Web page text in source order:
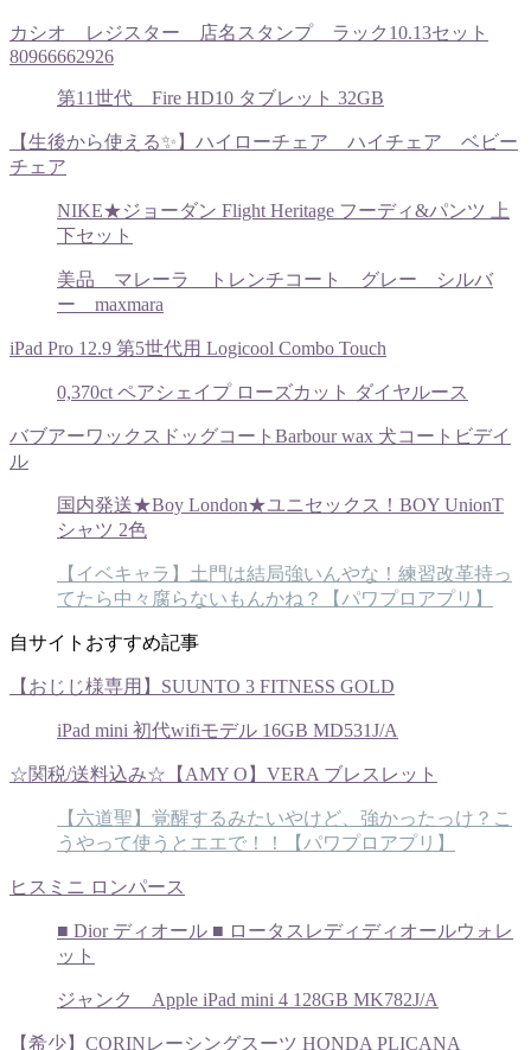
カシオ レジスター 店名スタンプ ラック10.13セット
80966662926
第11世代 Fire HD10 タブレット 32GB
【生後から使える✨】ハイローチェア ハイチェア ベビー
チェア
NIKE★ジョーダン Flight Heritage フーディ&パンツ 上
下セット
美品 マレーラ トレンチコート グレー シルバ
ー maxmara
iPad Pro 12.9 第5世代用 Logicool Combo Touch
0,370ct ペアシェイプ ローズカット ダイヤルース
バブアーワックスドッグコートBarbour wax 犬コートビデイ
ル
国内発送★Boy London★ユニセックス！BOY UnionT
シャツ 2色
【イベキャラ】土門は結局強いんやな！練習改革持っ
てたら中々腐らないもんかね？【パワプロアプリ】
自サイトおすすめ記事
【おじじ様専用】SUUNTO 3 FITNESS GOLD
iPad mini 初代wifiモデル 16GB MD531J/A
☆関税/送料込み☆【AMY O】VERA ブレスレット
【六道聖】覚醒するみたいやけど、強かったっけ？こ
うやって使うとエエで！！【パワプロアプリ】
ヒスミニ ロンパース
■ Dior ディオール ■ ロータスレディディオールウォレ
ット
ジャンク Apple iPad mini 4 128GB MK782J/A
【希少】CORINレーシングスーツ HONDA PLICANA